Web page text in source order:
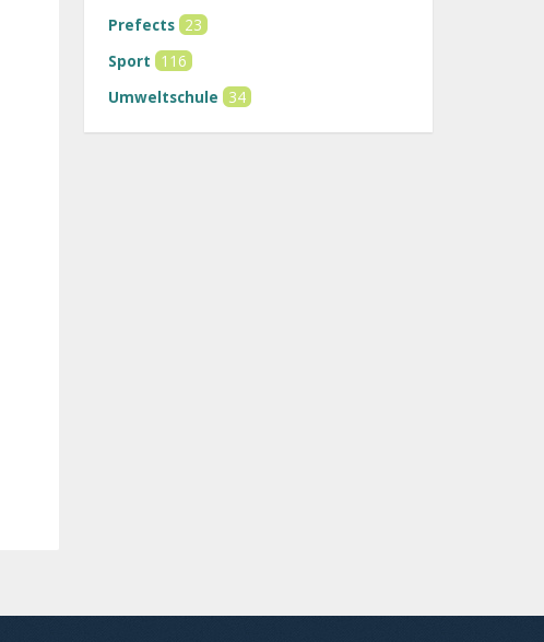
Prefects 23
Sport 116
Umweltschule 34